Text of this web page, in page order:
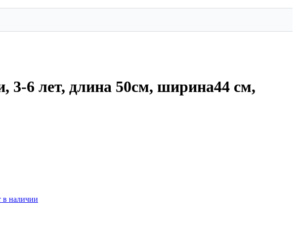
3-6 лет, длина 50см, ширина44 см,
в наличии